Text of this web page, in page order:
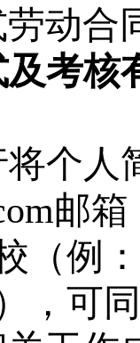
动合
考核
个人
邮箱
（例
，可